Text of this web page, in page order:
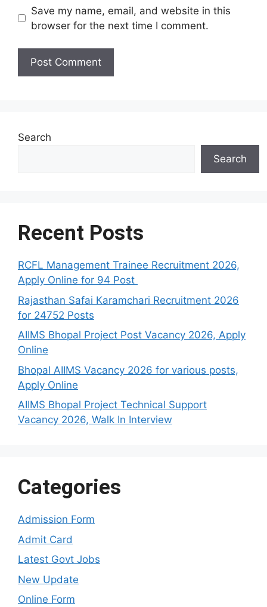
Save my name, email, and website in this
browser for the next time I comment.
Search
Search
Recent Posts
RCFL Management Trainee Recruitment 2026,
Apply Online for 94 Post
Rajasthan Safai Karamchari Recruitment 2026
for 24752 Posts
AIIMS Bhopal Project Post Vacancy 2026, Apply
Online
Bhopal AIIMS Vacancy 2026 for various posts,
Apply Online
AIIMS Bhopal Project Technical Support
Vacancy 2026, Walk In Interview
Categories
Admission Form
Admit Card
Latest Govt Jobs
New Update
Online Form